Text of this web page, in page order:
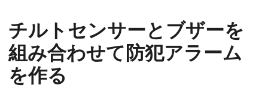
チルトセンサーとブザーを
組み合わせて防犯アラーム
を作る